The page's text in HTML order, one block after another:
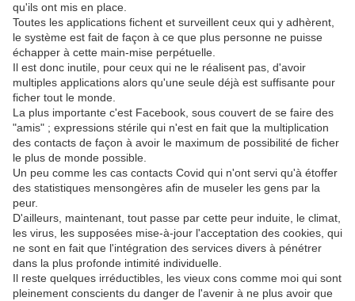
qu'ils ont mis en place.
Toutes les applications fichent et surveillent ceux qui y adhèrent,
le système est fait de façon à ce que plus personne ne puisse
échapper à cette main-mise perpétuelle.
Il est donc inutile, pour ceux qui ne le réalisent pas, d'avoir
multiples applications alors qu'une seule déjà est suffisante pour
ficher tout le monde.
La plus importante c'est Facebook, sous couvert de se faire des
"amis" ; expressions stérile qui n'est en fait que la multiplication
des contacts de façon à avoir le maximum de possibilité de ficher
le plus de monde possible.
Un peu comme les cas contacts Covid qui n'ont servi qu'à étoffer
des statistiques mensongères afin de museler les gens par la
peur.
D'ailleurs, maintenant, tout passe par cette peur induite, le climat,
les virus, les supposées mise-à-jour l'acceptation des cookies, qui
ne sont en fait que l'intégration des services divers à pénétrer
dans la plus profonde intimité individuelle.
Il reste quelques irréductibles, les vieux cons comme moi qui sont
pleinement conscients du danger de l'avenir à ne plus avoir que